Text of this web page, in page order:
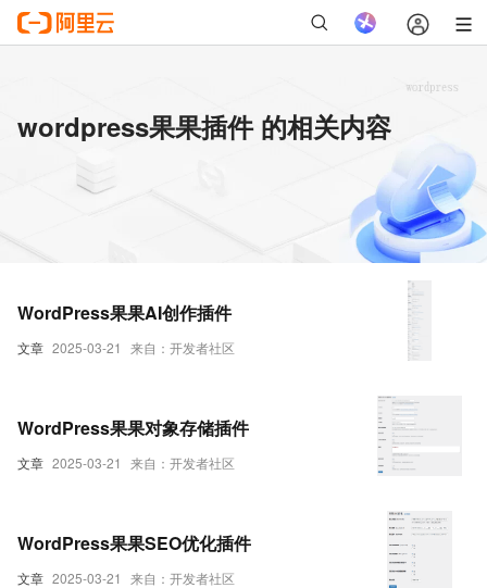
wordpress果果插件 的相关内容
文章 2025-03-21 来自：开发者社区
WordPress果果AI创作插件
文章 2025-03-21 来自：开发者社区
WordPress果果对象存储插件
文章 2025-03-21 来自：开发者社区
WordPress果果SEO优化插件